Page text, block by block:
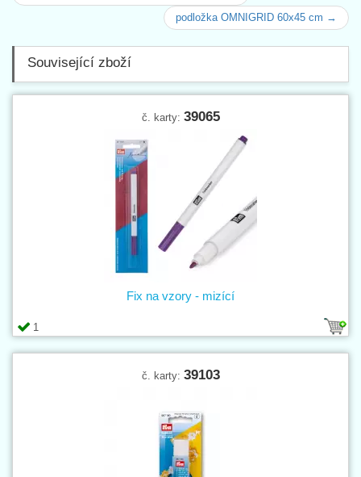
podložka OMNIGRID 60x45 cm →
Související zboží
č. karty: 39065
1
Fix na vzory - mizící
č. karty: 39103